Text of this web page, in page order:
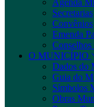
Agenda
Secretarias
Convênios
Emenda
O MUNICÍPIO
Dados do
Guia do
Símbolos
Obras